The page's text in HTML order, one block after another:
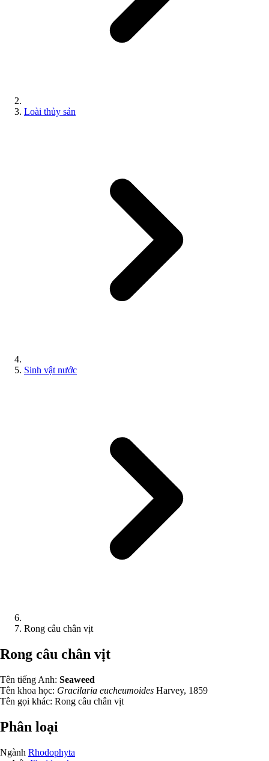
Loài thủy sản
Sinh vật nước
Rong câu chân vịt
Rong câu chân vịt
Tên tiếng Anh: Seaweed
Tên khoa học: Gracilaria eucheumoides Harvey, 1859
Tên gọi khác: Rong câu chân vịt
Phân loại
Ngành Rhodophyta